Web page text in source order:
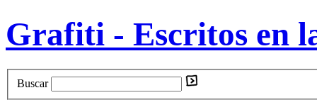
Grafiti - Escritos en
Buscar